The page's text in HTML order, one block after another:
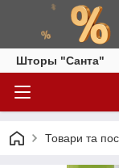
Шторы "Санта"
Товари та